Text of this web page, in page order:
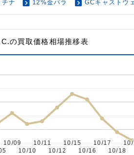
チナ 12%金パラ GCキャストウ
の買取価格相場推移表
10/09
10/09
10/10
10/10
10/11
10/11
10/12
10/12
10/15
10/15
10/16
10/16
10/17
10/17
10/18
10/18